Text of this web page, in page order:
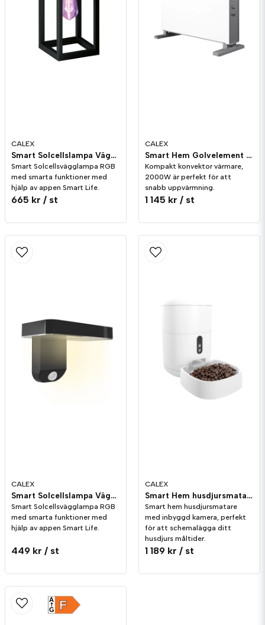
CALEX
Smart Solcellslampa Vägglykta
Smart Solcellsvägglampa RGB
med smarta funktioner med
hjälp av appen Smart Life.
665 kr / st
CALEX
Smart Hem Golvelement 2000W
Kompakt konvektor värmare,
2000W är perfekt för att
snabb uppvärmning.
1 145 kr / st
CALEX
Smart Solcellslampa Vägglykta
Smart Solcellsvägglampa RGB
med smarta funktioner med
hjälp av appen Smart Life.
449 kr / st
CALEX
Smart Hem husdjursmatare med HD kamera
Smart hem husdjursmatare
med inbyggd kamera, perfekt
för att schemalägga ditt
husdjurs måltider.
1 189 kr / st
F
A
G